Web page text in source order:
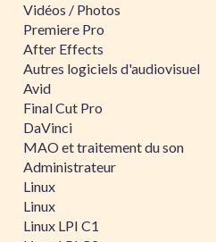
Vidéos / Photos
Premiere Pro
After Effects
Autres logiciels d'audiovisuel
Avid
Final Cut Pro
DaVinci
MAO et traitement du son
Administrateur
Linux
Linux
Linux LPI C1